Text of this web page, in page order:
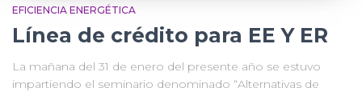
EFICIENCIA ENERGÉTICA
Línea de crédito para EE Y ER
La mañana del 31 de enero del presente año se estuvo
impartiendo el seminario denominado “Alternativas de